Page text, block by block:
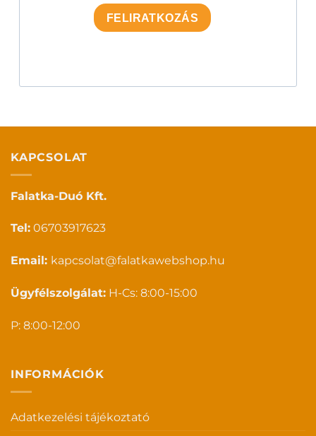
FELIRATKOZÁS
KAPCSOLAT
Falatka-Duó Kft.
Tel: 06703917623
Email: kapcsolat@falatkawebshop.hu
Ügyfélszolgálat: H-Cs: 8:00-15:00
P: 8:00-12:00
INFORMÁCIÓK
Adatkezelési tájékoztató